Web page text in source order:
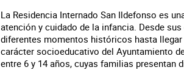
La Residencia Internado San Ildefonso es
atención y cuidado de la infancia. Desde
diferentes momentos históricos hasta
carácter socioeducativo del Ayuntamiento
entre 6 y 14 años, cuyas familias